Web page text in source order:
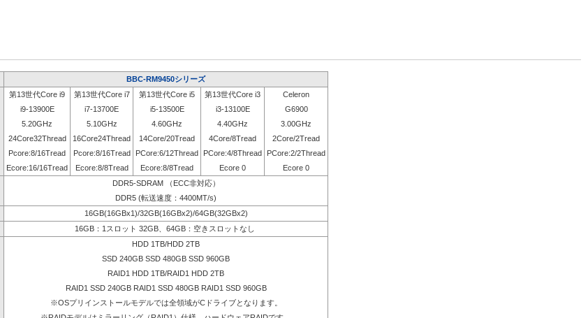
BBC-RM9450シリーズ
第13世代Core i9 第13世代Core i7 第13世代Core i5 第13世代Core i3
Celeron
i9-13900E
i7-13700E i5-13500E i3-13100E
G6900
5.20GHz
5.10GHz 4.60GHz 4.40GHz
3.00GHz
24Core32Thread
16Core24Thread 14Core/20Tread 4Core/8Tread
2Core/2Tread
Pcore:8/16Tread
Pcore:8/16Tread PCore:6/12Thread PCore:4/8Thread
PCore:2/2Thread
Ecore:16/16Tread
Ecore:8/8Tread Ecore:8/8Tread Ecore 0 Ecore 0
DDR5-SDRAM （ECC非対応）
DDR5 (転送速度：4400MT/s)
16GB(16GBx1)/32GB(16GBx2)/64GB(32GBx2)
16GB：1スロット 32GB、64GB：空きスロットなし
HDD 1TB/HDD 2TB
SSD 240GB SSD 480GB SSD 960GB
RAID1 HDD 1TB/RAID1 HDD 2TB
RAID1 SSD 240GB RAID1 SSD 480GB RAID1 SSD 960GB
※OSプリインストールモデルでは全領域がCドライブとなります。